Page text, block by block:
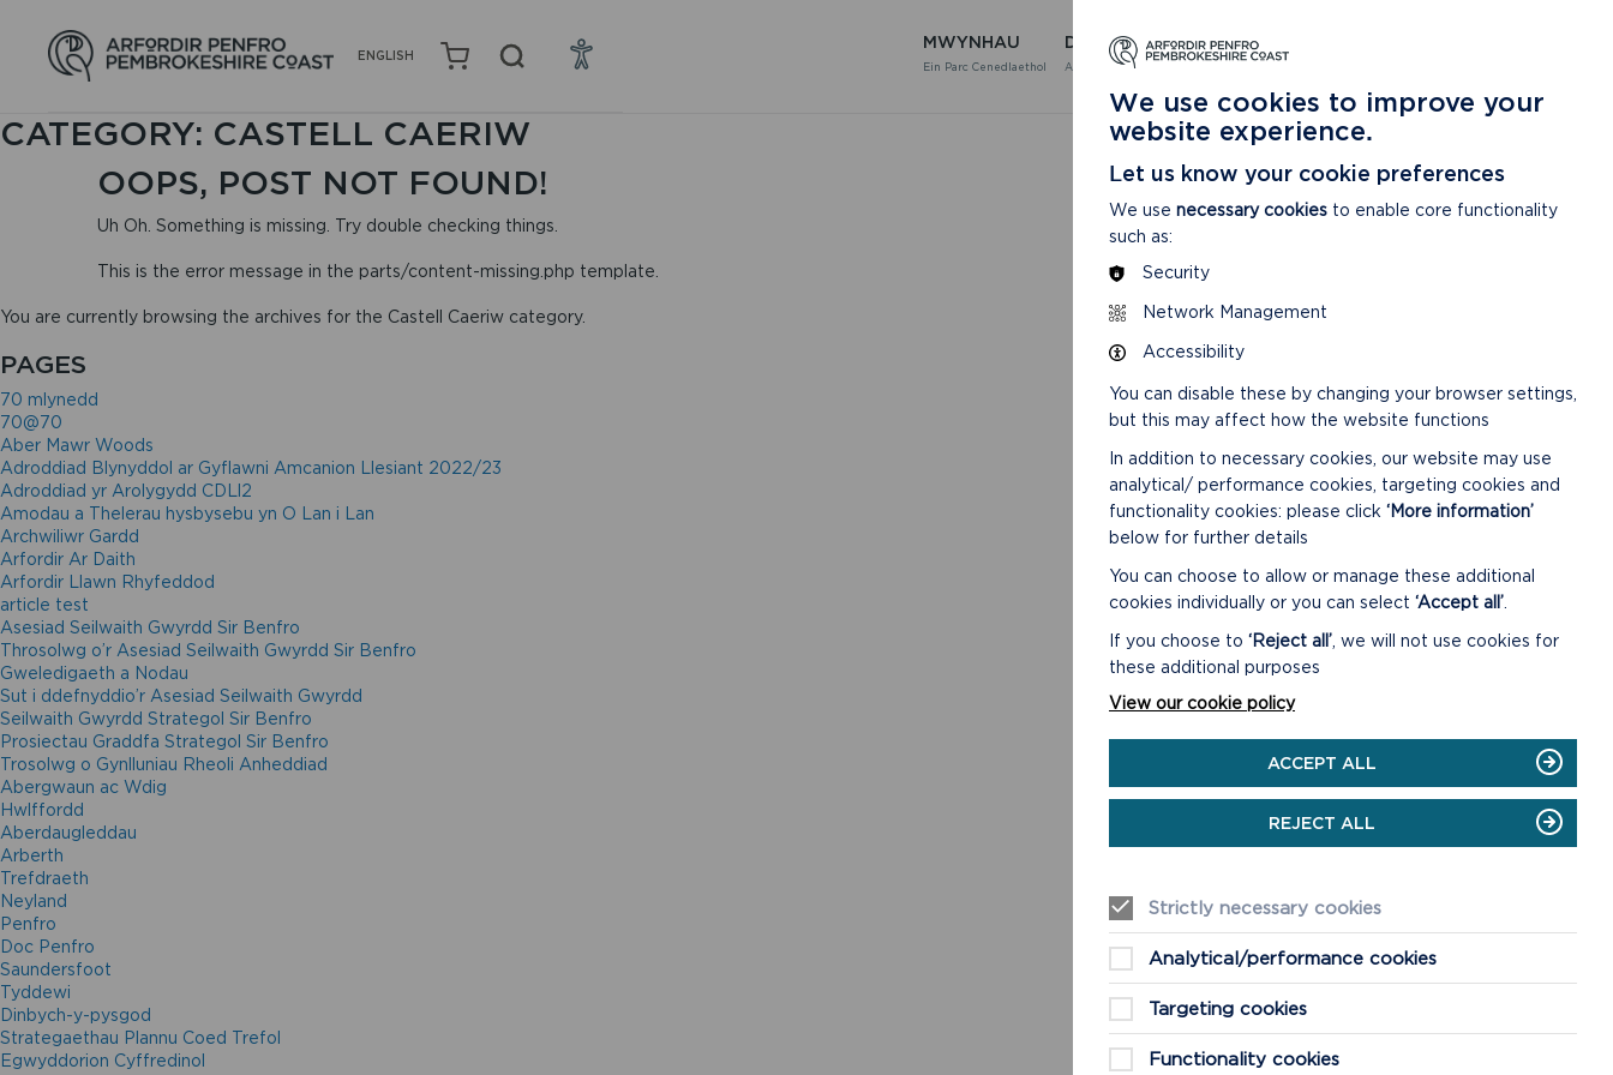
ENGLISH
MWYNHAU
Ein Parc Cenedlaethol
DYSGU
Am Ein Parc Cenedlaethol
GOFALU
CATEGORY: CASTELL CAERIW
OOPS, POST NOT FOUND!
Uh Oh. Something is missing. Try double checking things.
This is the error message in the parts/content-missing.php template.
You are currently browsing the archives for the Castell Caeriw category.
PAGES
70 mlynedd
70@70
Aber Mawr Woods
Adroddiad Blynyddol ar Gyflawni Amcanion Llesiant 2022/23
Adroddiad yr Arolygydd CDLl2
Amodau a Thelerau hysbysebu yn O Lan i Lan
Archwiliwr Gardd
Arfordir Ar Daith
Arfordir Llawn Rhyfeddod
article test
Asesiad Seilwaith Gwyrdd Sir Benfro
Throsolwg o’r Asesiad Seilwaith Gwyrdd Sir Benfro
Gweledigaeth a Nodau
Sut i ddefnyddio’r Asesiad Seilwaith Gwyrdd
Seilwaith Gwyrdd Strategol Sir Benfro
Prosiectau Graddfa Strategol Sir Benfro
Trosolwg o Gynlluniau Rheoli Anheddiad
Abergwaun ac Wdig
Hwlffordd
Aberdaugleddau
Arberth
Trefdraeth
Neyland
Penfro
Doc Penfro
Saundersfoot
Tyddewi
Dinbych-y-pysgod
Strategaethau Plannu Coed Trefol
Egwyddorion Cyffredinol
We use cookies to improve your
website experience.
Let us know your cookie preferences
We use necessary cookies to enable core functionality
such as:
Security
Network Management
Accessibility
You can disable these by changing your browser settings,
but this may affect how the website functions
In addition to necessary cookies, our website may use
analytical/ performance cookies, targeting cookies and
functionality cookies: please click ‘More information’
below for further details
You can choose to allow or manage these additional
cookies individually or you can select ‘Accept all’
If you choose to ‘Reject all’ , we will not use cookies for
these additional purposes
View our cookie policy
ACCEPT ALL
REJECT ALL
Strictly necessary cookies
Analytical/performance cookies
Targeting cookies
Functionality cookies